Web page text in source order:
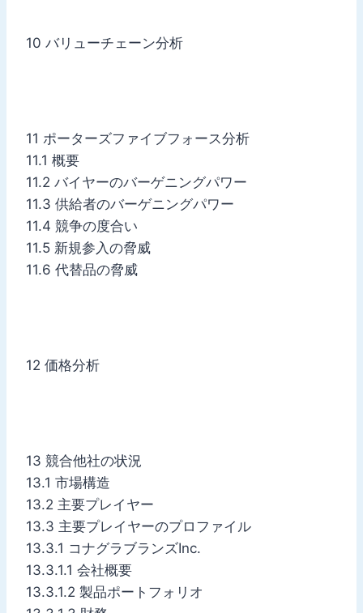
10 バリューチェーン分析
11 ポーターズファイブフォース分析
11.1 概要
11.2 バイヤーのバーゲニングパワー
11.3 供給者のバーゲニングパワー
11.4 競争の度合い
11.5 新規参入の脅威
11.6 代替品の脅威
12 価格分析
13 競合他社の状況
13.1 市場構造
13.2 主要プレイヤー
13.3 主要プレイヤーのプロファイル
13.3.1 コナグラブランズInc.
13.3.1.1 会社概要
13.3.1.2 製品ポートフォリオ